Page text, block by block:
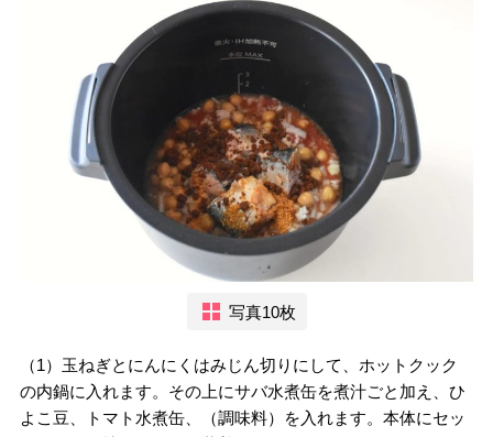
写真10枚
（1）玉ねぎとにんにくはみじん切りにして、ホットクック
の内鍋に入れます。その上にサバ水煮缶を煮汁ごと加え、ひ
よこ豆、トマト水煮缶、（調味料）を入れます。本体にセッ